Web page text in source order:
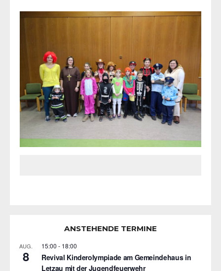
ANSTEHENDE TERMINE
AUG.
8
15:00 - 18:00
Revival Kinderolympiade am Gemeindehaus in
Letzau mit der Jugendfeuerwehr